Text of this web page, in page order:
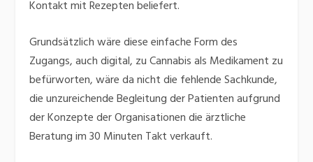
Kontakt mit Rezepten beliefert.
Grundsätzlich wäre diese einfache Form des
Zugangs, auch digital, zu Cannabis als Medikament zu
befürworten, wäre da nicht die fehlende Sachkunde,
die unzureichende Begleitung der Patienten aufgrund
der Konzepte der Organisationen die ärztliche
Beratung im 30 Minuten Takt verkauft.